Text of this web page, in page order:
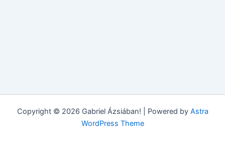
Copyright © 2026 Gabriel Ázsiában! | Powered by Astra
WordPress Theme